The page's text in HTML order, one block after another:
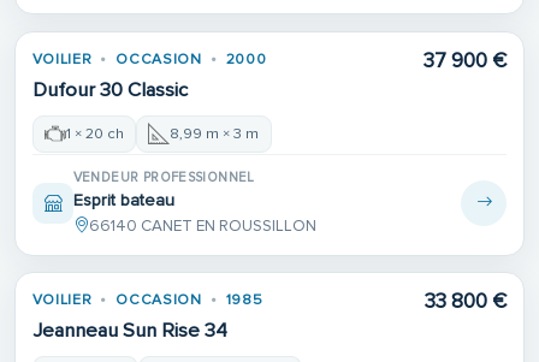
VOILIER OCCASION 2000
Dufour 30 Classic
37 900 €
1 × 20 ch 8,99 m × 3 m
VENDEUR PROFESSIONNEL
Esprit bateau
66140 CANET EN ROUSSILLON
VOILIER OCCASION 1985
Jeanneau Sun Rise 34
33 800 €